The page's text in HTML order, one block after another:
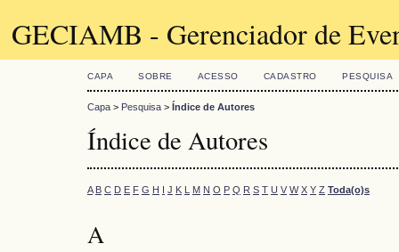
GECIAMB - Gerenciador de
CAPA SOBRE ACESSO CADASTRO PESQUISA
Capa > Pesquisa > Índice de Autores
Índice de Autores
A B C D E F G H I J K L M N O P Q R S T U V W X Y Z Toda(o)s
A